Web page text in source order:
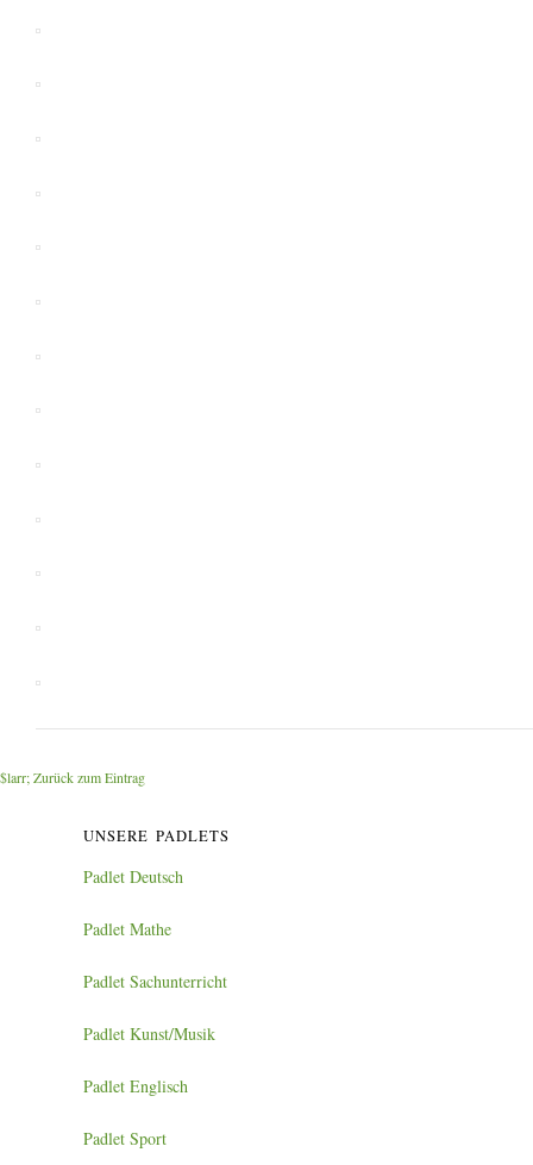
$larr; Zurück zum Eintrag
UNSERE PADLETS
Padlet Deutsch
Padlet Mathe
Padlet Sachunterricht
Padlet Kunst/Musik
Padlet Englisch
Padlet Sport